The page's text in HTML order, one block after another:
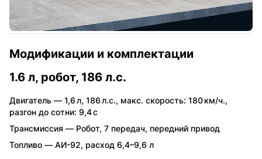
Модификации и комплектации
1.6 л, робот, 186 л.с.
Двигатель — 1,6 л, 186 л.с., макс. скорость: 180 км/ч.,
разгон до сотни: 9,4 с
Трансмиссия — Робот, 7 передач, передний привод
Топливо — АИ-92, расход 6,4–9,6 л